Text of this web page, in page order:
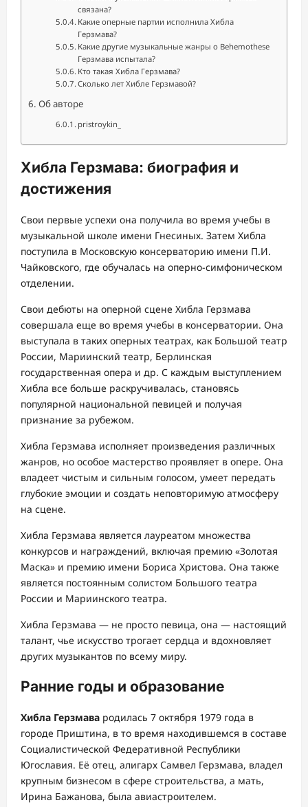
связана?
Какие оперные партии исполнила Хибла
Герзмава?
Какие другие музыкальные жанры о Behemothese
Герзмава испытала?
Кто такая Хибла Герзмава?
Сколько лет Хибле Герзмавой?
Об авторе
pristroykin_
Хибла Герзмава: биография и
достижения
Свои первые успехи она получила во время учебы в
музыкальной школе имени Гнесиных. Затем Хибла
поступила в Московскую консерваторию имени П.И.
Чайковского, где обучалась на оперно-симфоническом
отделении.
Свои дебюты на оперной сцене Хибла Герзмава
совершала еще во время учебы в консерватории. Она
выступала в таких оперных театрах, как Большой театр
России, Мариинский театр, Берлинская
государственная опера и др. С каждым выступлением
Хибла все больше раскручивалась, становясь
популярной национальной певицей и получая
признание за рубежом.
Хибла Герзмава исполняет произведения различных
жанров, но особое мастерство проявляет в опере. Она
владеет чистым и сильным голосом, умеет передать
глубокие эмоции и создать неповторимую атмосферу
на сцене.
Хибла Герзмава является лауреатом множества
конкурсов и награждений, включая премию «Золотая
Маска» и премию имени Бориса Христова. Она также
является постоянным солистом Большого театра
России и Мариинского театра.
Хибла Герзмава — не просто певица, она — настоящий
талант, чье искусство трогает сердца и вдохновляет
других музыкантов по всему миру.
Ранние годы и образование
Хибла Герзмава родилась 7 октября 1979 года в
городе Приштина, в то время находившемся в составе
Социалистической Федеративной Республики
Югославия. Её отец, алигарх Самвел Герзмава, владел
крупным бизнесом в сфере строительства, а мать,
Ирина Бажанова, была авиастроителем.